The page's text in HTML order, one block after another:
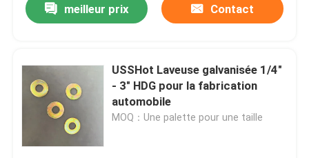
meilleur prix Contact
USSHot Laveuse galvanisée 1/4"
- 3" HDG pour la fabrication
automobile
MOQ：Une palette pour une taille